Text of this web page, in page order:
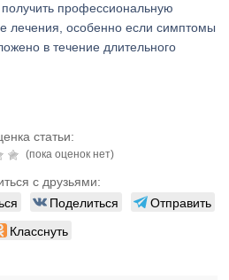
профессиональную
лечения, особенно если симптомы
в течение длительного
статьи:
(пока оценок нет)
с друзьями:
Поделиться
Отправить
Класснуть